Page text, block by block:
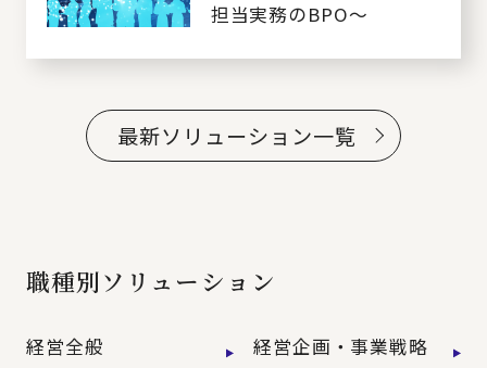
担当実務のBPO～
最新ソリューション一覧
職種別ソリューション
経営全般 経営企画・事業戦略